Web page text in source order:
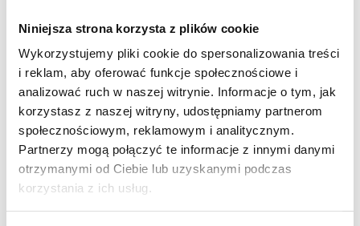
Niniejsza strona korzysta z plików cookie
Wykorzystujemy pliki cookie do spersonalizowania treści
i reklam, aby oferować funkcje społecznościowe i
analizować ruch w naszej witrynie. Informacje o tym, jak
korzystasz z naszej witryny, udostępniamy partnerom
społecznościowym, reklamowym i analitycznym.
Partnerzy mogą połączyć te informacje z innymi danymi
otrzymanymi od Ciebie lub uzyskanymi podczas
korzystania z ich usług.
Produkty marki Aspel
ASPEL to polskie przedsiębiorstwo specjalizujące się od 1986 roku
w produkcji oraz dystrybucji elektronicznej aparatury medycznej.
Strona główna
Aspel
Posiadamy72 produktymarki Aspel
Sortuj wg.